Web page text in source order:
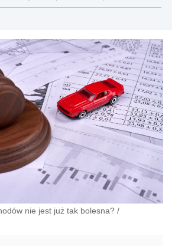
nie jest już tak bolesna? /